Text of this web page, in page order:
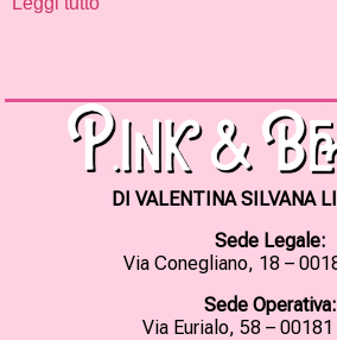
DI VALENTINA SILVANA
Sede Legale:
Via Conegliano, 18 –
Sede Operativa:
Via Eurialo, 58 – 00181